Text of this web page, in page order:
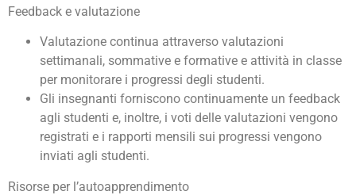
Feedback e valutazione
Valutazione continua attraverso valutazioni
settimanali, sommative e formative e attività in classe
per monitorare i progressi degli studenti.
Gli insegnanti forniscono continuamente un feedback
agli studenti e, inoltre, i voti delle valutazioni vengono
registrati e i rapporti mensili sui progressi vengono
inviati agli studenti.
Risorse per l’autoapprendimento